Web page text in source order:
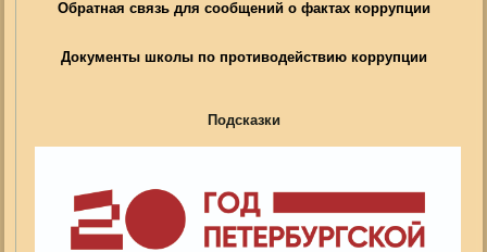
Обратная связь для сообщений о фактах коррупции
Документы школы по противодействию коррупции
Подсказки